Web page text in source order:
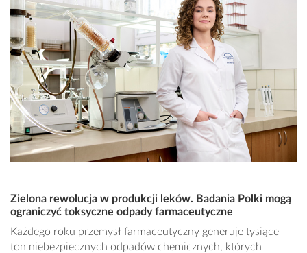
Zielona rewolucja w produkcji leków. Badania Polki mogą
ograniczyć toksyczne odpady farmaceutyczne
Każdego roku przemysł farmaceutyczny generuje tysiące
ton niebezpiecznych odpadów chemicznych, których